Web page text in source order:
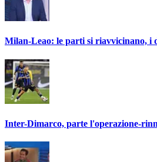
Milan-Leao: le parti si riavvicinano, i
Inter-Dimarco, parte l'operazione-